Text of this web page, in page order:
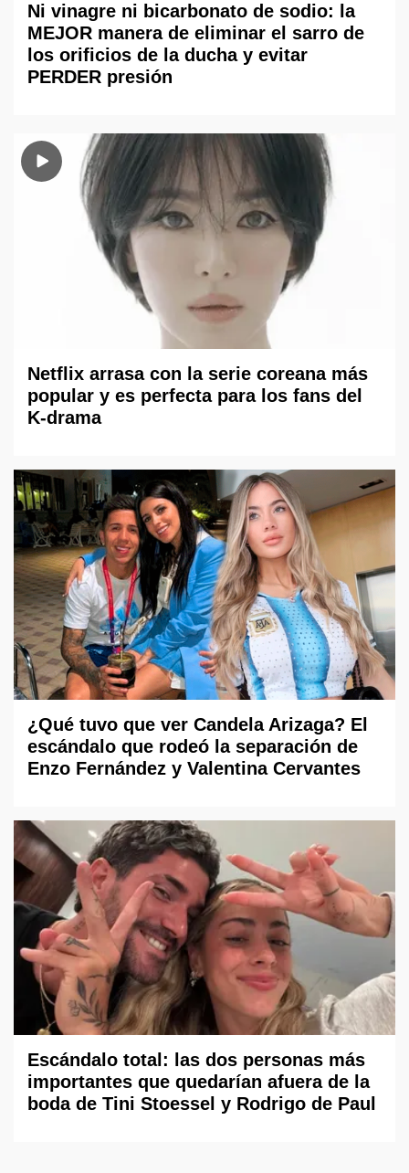
Ni vinagre ni bicarbonato de sodio: la
MEJOR manera de eliminar el sarro de
los orificios de la ducha y evitar
PERDER presión
Netflix arrasa con la serie coreana más
popular y es perfecta para los fans del
K-drama
¿Qué tuvo que ver Candela Arizaga? El
escándalo que rodeó la separación de
Enzo Fernández y Valentina Cervantes
Escándalo total: las dos personas más
importantes que quedarían afuera de la
boda de Tini Stoessel y Rodrigo de Paul